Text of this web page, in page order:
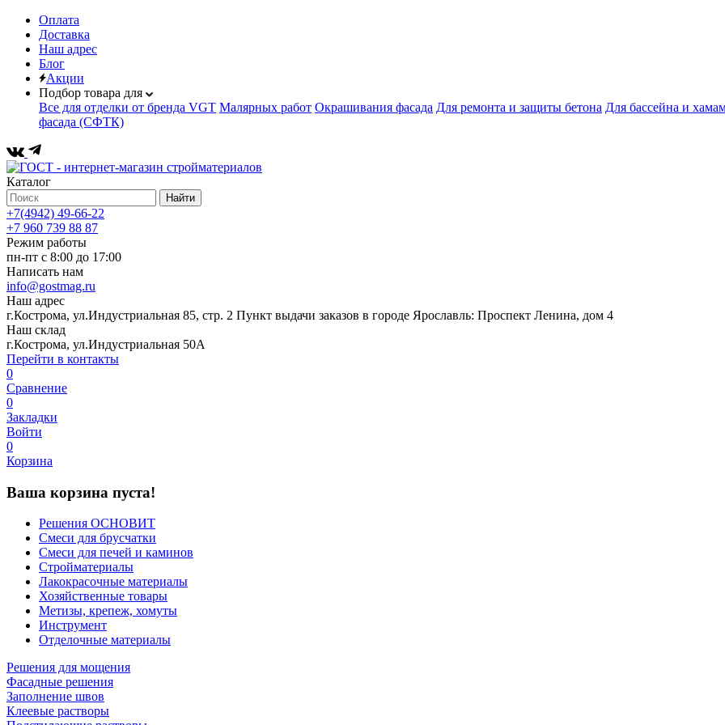
Оплата
Доставка
Наш адрес
Блог
Акции
Подбор товара для
Все для отделки от бренда VGT Малярных работ Окрашивания фасада Для ремонта и защиты бетона Для бассейна и
фасада (СФТК)
Каталог
Найти
+7(4942) 49-66-22
+7 960 739 88 87
Режим работы
пн-пт с 8:00 до 17:00
Написать нам
info@gostmag.ru
Наш адрес
г.Кострома, ул.Индустриальная 85, стр. 2 Пункт выдачи заказов в городе Ярославль: Проспект Ленина, дом 4
Наш склад
г.Кострома, ул.Индустриальная 50А
Перейти в контакты
0
Сравнение
0
Закладки
Войти
0
Корзина
Ваша корзина пуста!
Решения ОСНОВИТ
Смеси для брусчатки
Смеси для печей и каминов
Стройматериалы
Лакокрасочные материалы
Хозяйственные товары
Метизы, крепеж, хомуты
Инструмент
Отделочные материалы
Решения для мощения
Фасадные решения
Заполнение швов
Клеевые растворы